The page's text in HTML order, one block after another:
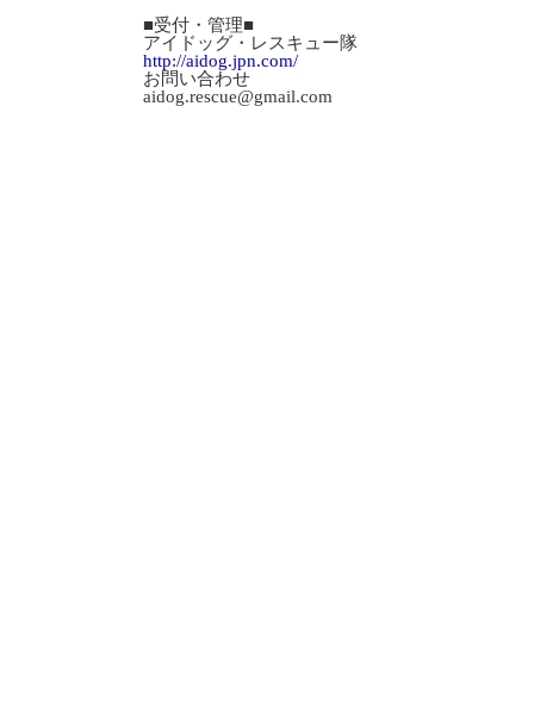
■受付・管理■
アイドッグ・レスキュー隊
http://aidog.jpn.com/
お問い合わせ
aidog.rescue@gmail.com